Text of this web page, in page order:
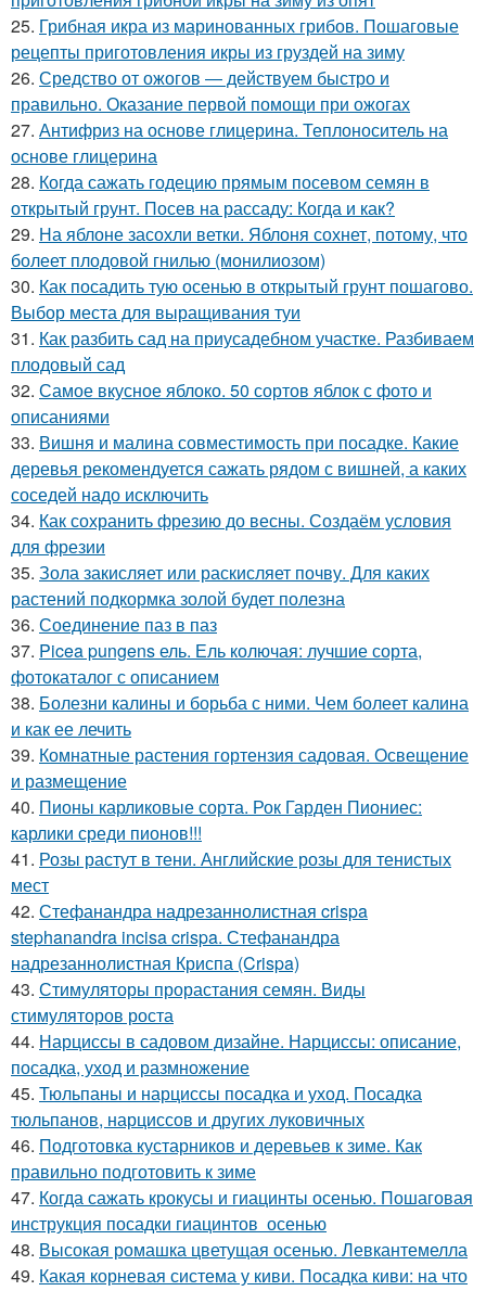
25. Грибная икра из маринованных грибов. Пошаговые
рецепты приготовления икры из груздей на зиму
26. Средство от ожогов ― действуем быстро и
правильно. Оказание первой помощи при ожогах
27. Антифриз на основе глицерина. Теплоноситель на
основе глицерина
28. Когда сажать годецию прямым посевом семян в
открытый грунт. Посев на рассаду: Когда и как?
29. На яблоне засохли ветки. Яблоня сохнет, потому, что
болеет плодовой гнилью (монилиозом)
30. Как посадить тую осенью в открытый грунт пошагово.
Выбор места для выращивания туи
31. Как разбить сад на приусадебном участке. Разбиваем
плодовый сад
32. Самое вкусное яблоко. 50 сортов яблок с фото и
описаниями
33. Вишня и малина совместимость при посадке. Какие
деревья рекомендуется сажать рядом с вишней, а каких
соседей надо исключить
34. Как сохранить фрезию до весны. Создаём условия
для фрезии
35. Зола закисляет или раскисляет почву. Для каких
растений подкормка золой будет полезна
36. Соединение паз в паз
37. Picea pungens ель. Ель колючая: лучшие сорта,
фотокаталог с описанием
38. Болезни калины и борьба с ними. Чем болеет калина
и как ее лечить
39. Комнатные растения гортензия садовая. Освещение
и размещение
40. Пионы карликовые сорта. Рок Гарден Пиониес:
карлики среди пионов!!!
41. Розы растут в тени. Английские розы для тенистых
мест
42. Стефанандра надрезаннолистная crispa
stephanandra incisa crispa. Стефанандра
надрезаннолистная Криспа (Crispa)
43. Стимуляторы прорастания семян. Виды
стимуляторов роста
44. Нарциссы в садовом дизайне. Нарциссы: описание,
посадка, уход и размножение
45. Тюльпаны и нарциссы посадка и уход. Посадка
тюльпанов, нарциссов и других луковичных
46. Подготовка кустарников и деревьев к зиме. Как
правильно подготовить к зиме
47. Когда сажать крокусы и гиацинты осенью. Пошаговая
инструкция посадки гиацинтов осенью
48. Высокая ромашка цветущая осенью. Левкантемелла
49. Какая корневая система у киви. Посадка киви: на что